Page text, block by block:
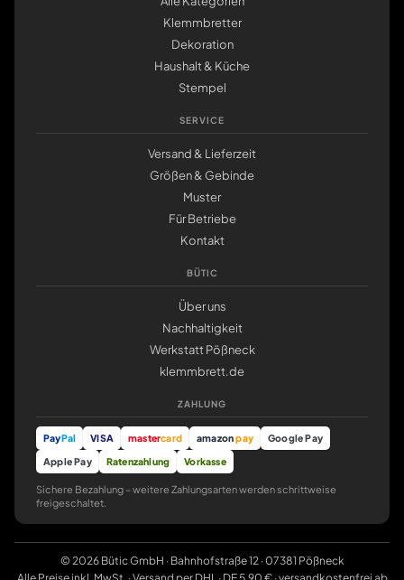
Klemmbretter
Dekoration
Haushalt & Küche
Stempel
SERVICE
Versand & Lieferzeit
Größen & Gebinde
Muster
Für Betriebe
Kontakt
BÜTIC
Über uns
Nachhaltigkeit
Werkstatt Pößneck
klemmbrett.de
ZAHLUNG
PayPal VISA mastercard amazonpay
Google Pay
Apple Pay
Ratenzahlung Vorkasse
Sichere Bezahlung – weitere Zahlungsarten werden schrittweise
freigeschaltet.
© 2026 Bütic GmbH · Bahnhofstraße 12 · 07381 Pößneck